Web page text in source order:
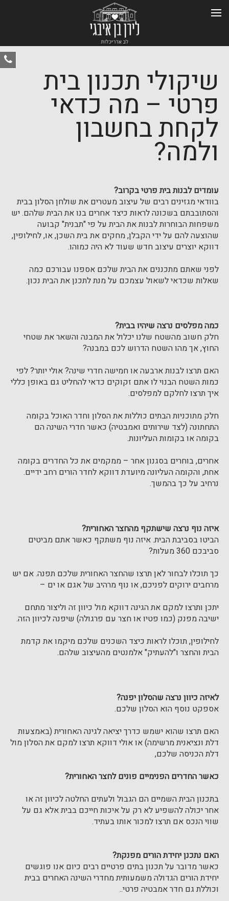
שיקולי תכנון בית
פרטי – מה כדאי
לקחת בחשבון
ולמה?
עומדים לבנות בית פרטי בקרוב?
בוודאי מגזינים רבים של עיצוב מעטרים את שולחן הסלון בבית
והסתובבתם בשכונה לראות כיצד אחרים בנו את הבית שלהם. יש
משפחות הבוחרות לבנות את הבית על פי "תבנית" קבועה
שהוצעה להם על ידי הקבלן, מחקים את בית השכן, או, לחילופין,
דווקא יוצרים עיצוב חדש שעוד לא היה כמוהו.
לפני שאתם מתכננים את הבית שלכם אספנו עבורכם כמה
שאלות שכדאי לשאול עצמכם על מנת לתכנן את הבית נכון.
כמה מפלסים נרצה שיהיו בבית?
חלק חשוב מהשטח שלנו יכלול את המבנה והשאר את שטחי
החוץ, אך מהו השטח הדרוש לכם במבנה?
האם תרצו לבנות ארבעה או חמישה חדרי שינה? אולי יותר? לפי
כמות השטח הבנוי לו אתם זקוקים כדאי להחליט גם באופן כללי
איך תרצו לחלקם למפלסים.
חלק מתוכניות הבתים כוללות את הסלון וחדר האוכל בקומה
התחתונה (לצד שירותים ואמבטיה) כאשר חדרי השינה הם
בקומה או בקומות העליונות.
אחרים, בוחרים בסגנון אחר – ממקמים את כל החדרים בקומה
אחת, והקומה העליונה מיועדת דווקא לחדר הורים רחב ידיים.
נרחיב על כך בהמשך.
איזה נוף נרצה שישתקף מהחצר האחורית?
הביטו בסביבת הבית. איזה נוף משתקף כאשר אתם מביטים
סביבכם 360 מעלות?
כך תוכלו לבחור לאן תרצו שהחצר האחורית שלכם תפנה. אם יש
מרחבים ירוקים לפניכם, או נוף מרהיב של אגם או ים –
יתכן ותרצו למקם את הגינה דווקא מול כיוון זה וליצור מתחם
ישיבה מפנק (כמו פטיו או חצר עם פרגולה) שיפנה לכיוון הזה.
לחילופין, תוכלו לראות כיצד השכנים שלכם מיקמו את קדמת
הבית והחצר ו"להעתיק" אלמנטים מהעיצוב שלהם.
לאיזה כיוון נרצה שהסלון יפנה?
אספקט נוסף הוא הסלון שלכם.
האם תרצו שהוא ישמש כדרך יציאה לגינה האחורית (באמצעות
דלת ונציאנית מרשימה) או אולי דווקא תרצו למקם את הסלון מול
דלת הכניסה שלכם,
כאשר החדרים הפנימיים פונים לחצר האחורית?
בתכנון הבית השמיים הם הגבול ולעתים החלטה לכיוון זה או
אחר יכולה להשפיע לא רק על איכות חייכם בבית אלא גם על
שווי הנכס אם תרצו למכור אותו בעתיד.
האם נתכנן יחידת הורים מפנקת?
כאשר מדובר על תכנון בתים פרטיים רבים כיום אנו פוגשים
יחידת הורים הגדולה משמעותית מחדרי השינה האחרים בבית
וכוללת גם חדר אמבטיה פרטי..